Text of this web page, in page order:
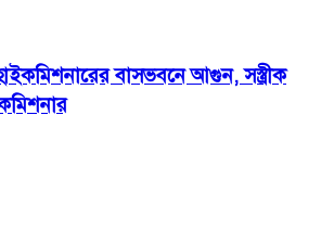
হাইকমিশনারের বাসভবনে আগুন, সস্ত্রীক